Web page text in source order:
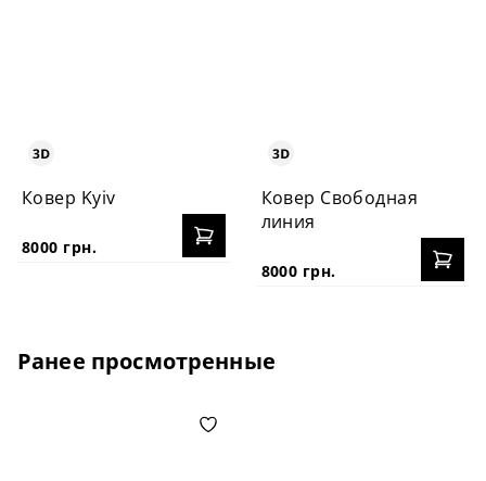
Ковер Kyiv
8000 грн.
Ковер Свободная
линия
8000 грн.
Ранее просмотренные